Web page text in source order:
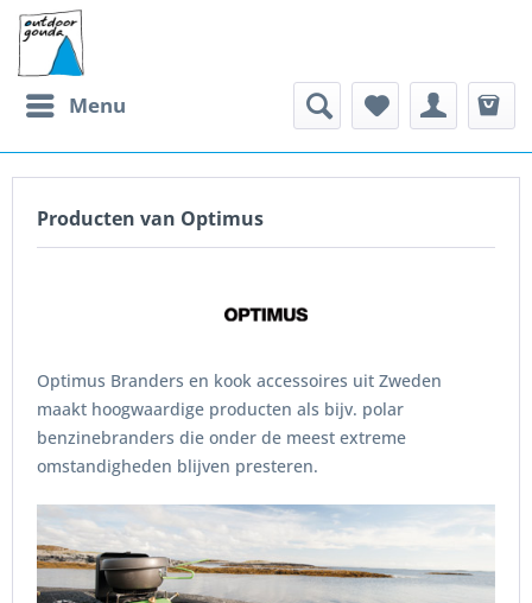
Menu
Producten van Optimus
Optimus Branders en kook accessoires uit Zweden
maakt hoogwaardige producten als bijv. polar
benzinebranders die onder de meest extreme
omstandigheden blijven presteren.